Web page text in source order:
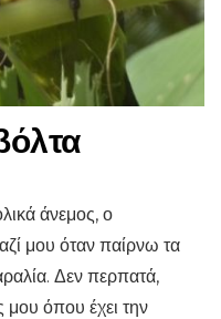
άνεμος, ο
μου όταν παίρνω τα
Δεν περπατά,
μου όπου έχει την